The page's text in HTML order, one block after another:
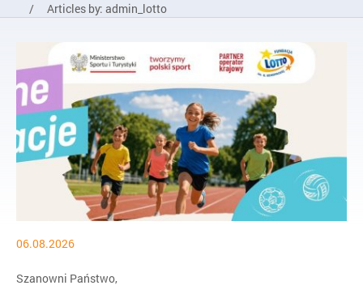
/ Articles by: admin_lotto
06.08.2026
Szanowni Państwo,